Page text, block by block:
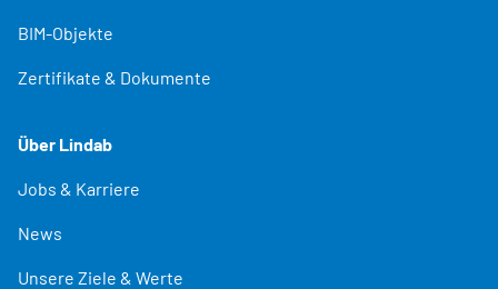
BIM-Objekte
Zertifikate & Dokumente
Über Lindab
Jobs & Karriere
News
Unsere Ziele & Werte